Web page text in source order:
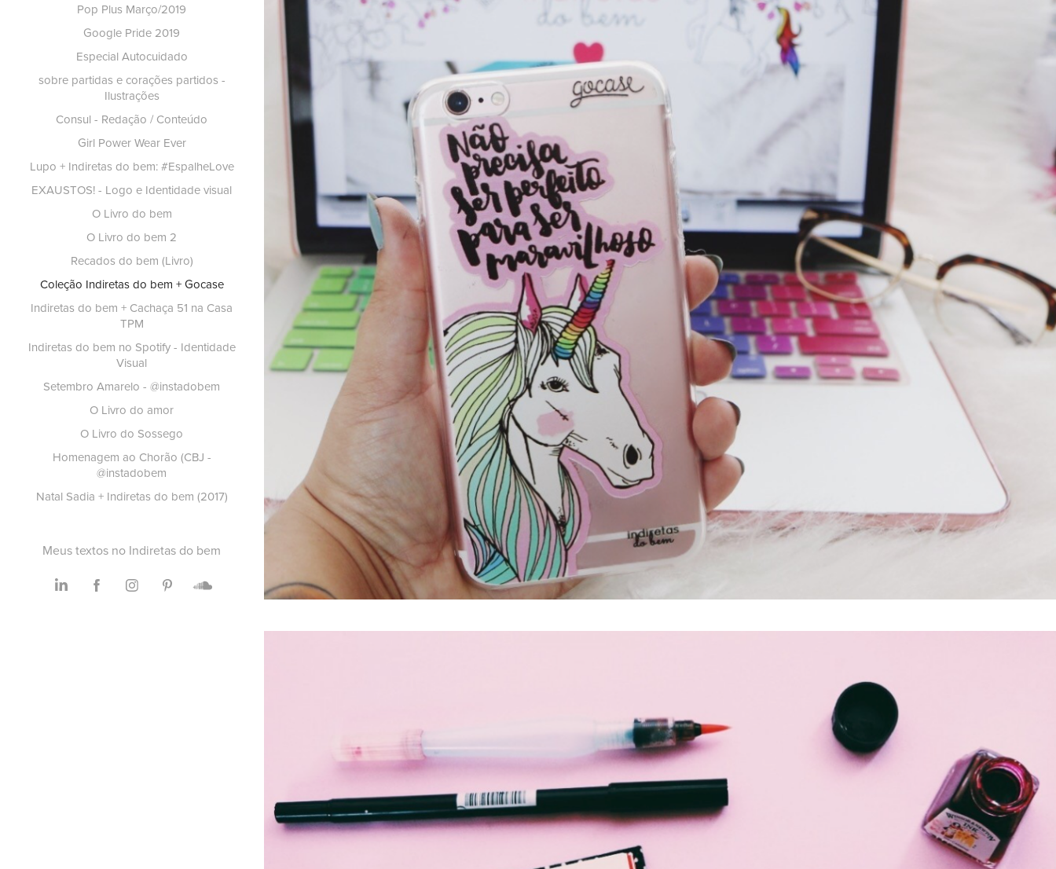
Pop Plus Março/2019
Google Pride 2019
Especial Autocuidado
sobre partidas e corações partidos -
Ilustrações
Consul - Redação / Conteúdo
Girl Power Wear Ever
Lupo + Indiretas do bem: #EspalheLove
EXAUSTOS! - Logo e Identidade visual
O Livro do bem
O Livro do bem 2
Recados do bem (Livro)
Coleção Indiretas do bem + Gocase
Indiretas do bem + Cachaça 51 na Casa
TPM
Indiretas do bem no Spotify - Identidade
Visual
Setembro Amarelo - @instadobem
O Livro do amor
O Livro do Sossego
Homenagem ao Chorão (CBJ -
@instadobem
Natal Sadia + Indiretas do bem (2017)
Meus textos no Indiretas do bem